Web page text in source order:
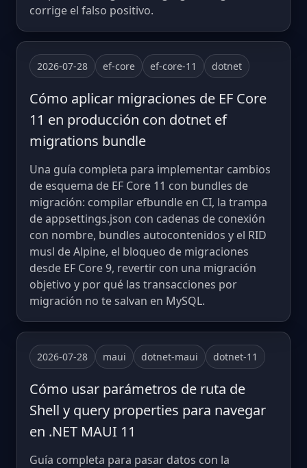
corrige el falso positivo.
2026-07-28 ef-core ef-core-11 dotnet
Cómo aplicar migraciones de EF Core
11 en producción con dotnet ef
migrations bundle
Una guía completa para implementar cambios
de esquema de EF Core 11 con bundles de
migración: compilar efbundle en CI, la trampa
de appsettings.json con cadenas de conexión
con nombre, bundles autocontenidos y el RID
musl de Alpine, el bloqueo de migraciones
desde EF Core 9, revertir con una migración
objetivo y por qué las transacciones por
migración no te salvan en MySQL.
2026-07-28 maui dotnet-maui dotnet-11
Cómo usar parámetros de ruta de
Shell y query properties para navegar
en .NET MAUI 11
Guía completa para pasar datos con la